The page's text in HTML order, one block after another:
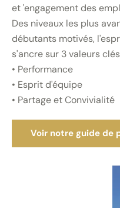
et 'engagement des
Des niveaux les plus
débutants motivés,
s'ancre sur 3 valeurs
• Performance
• Esprit d'équipe
• Partage et Convivialité
Voir notre guide de